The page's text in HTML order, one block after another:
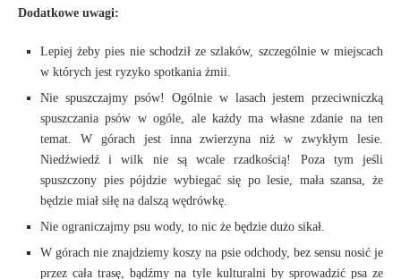
Dodatkowe uwagi:
Lepiej żeby pies nie schodził ze szlaków, szczególnie w miejscach
w których jest ryzyko spotkania żmii.
Nie spuszczajmy psów! Ogólnie w lasach jestem przeciwniczką
spuszczania psów w ogóle, ale każdy ma własne zdanie na ten
temat. W górach jest inna zwierzyna niż w zwykłym lesie.
Niedźwiedź i wilk nie są wcale rzadkością! Poza tym jeśli
spuszczony pies pójdzie wybiegać się po lesie, mała szansa, że
będzie miał siłę na dalszą wędrówkę.
Nie ograniczajmy psu wody, to nic że będzie dużo sikał.
W górach nie znajdziemy koszy na psie odchody, bez sensu nosić je
przez cała trasę, bądźmy na tyle kulturalni by sprowadzić psa ze